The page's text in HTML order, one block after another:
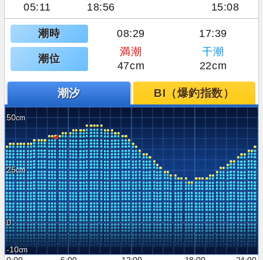
05:11 18:56 15:08
潮時 08:29 17:39
潮位
満潮
干潮
47cm
22cm
潮汐 BI（爆釣指数）
50
25
0
-10